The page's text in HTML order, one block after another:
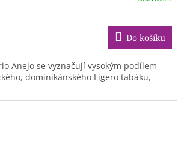
Do košíku
Anejo se vyznačují vysokým podílem
dominikánského Ligero tabáku,